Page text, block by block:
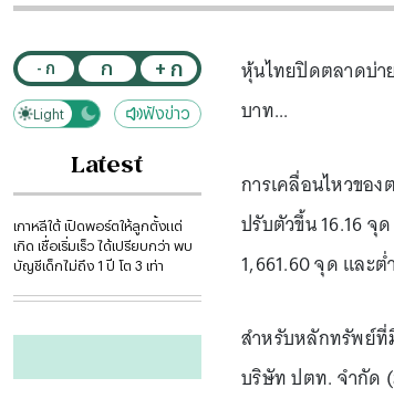
- ก ก + ก
Dark
Light ฟังข่าว
Latest
เกาหลีใต้ เปิดพอร์ตให้ลูกตั้งแต่
เกิด เชื่อเริ่มเร็ว ได้เปรียบกว่า พบ
บัญชีเด็กไม่ถึง 1 ปี โต 3 เท่า
หุ้นไทยปิดตลาดบ่า
บาท...
การเคลื่อนไหวขอ
ปรับตัวขึ้น 16.16 จุ
1,661.60 จุด และ
สำหรับหลักทรัพย์ที่
บริษัท ปตท. จำกัด